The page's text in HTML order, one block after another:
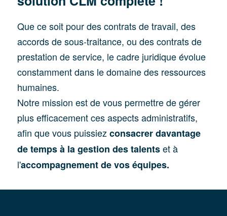
Que ce soit pour des contrats de travail, des
accords de sous-traitance, ou des contrats de
prestation de service, le cadre juridique évolue
constamment dans le domaine des ressources
humaines.
Notre mission est de vous permettre de gérer
plus efficacement ces aspects administratifs,
afin que vous puissiez consacrer davantage
de temps à la gestion des talentset à
l'accompagnement de vos équipes.